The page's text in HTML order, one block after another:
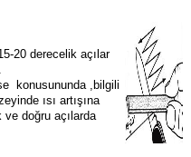
20 derecelik açılar
konusununda ,bilgili
ısı artışına
doğru açılarda